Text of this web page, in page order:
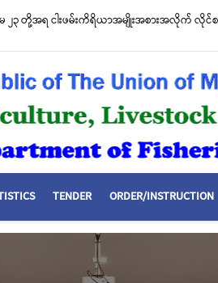
၂၃ တို့အရ ငါးဖမ်းကိရိယာအမျိုးအစားအလိုက် လိုင်စင်
TENDER ORDER/INSTRUCTION